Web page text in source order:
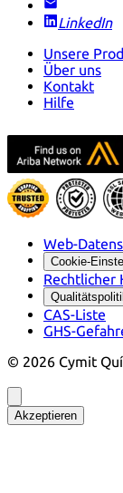
LinkedIn
Unsere
Über uns
Kontakt
Hilfe
Web-
Cookie-
Rechtlicher
CAS-Liste
GHS-
© 2026 Cymit
Akzeptieren